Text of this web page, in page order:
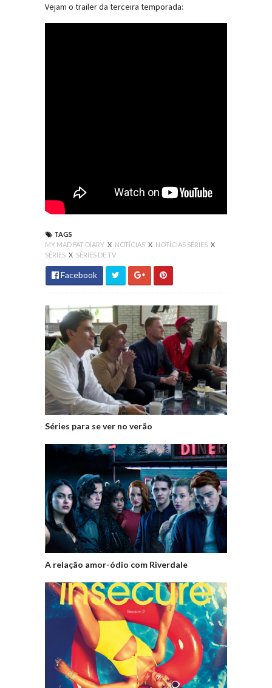
Vejam o trailer da terceira temporada:
TAGS
MY MAD FAT DIARY X NOTÍCIAS X NOTÍCIAS SÉRIES X
SÉRIES X SÉRIES DE TV
Facebook
Séries para se ver no verão
A relação amor-ódio com Riverdale